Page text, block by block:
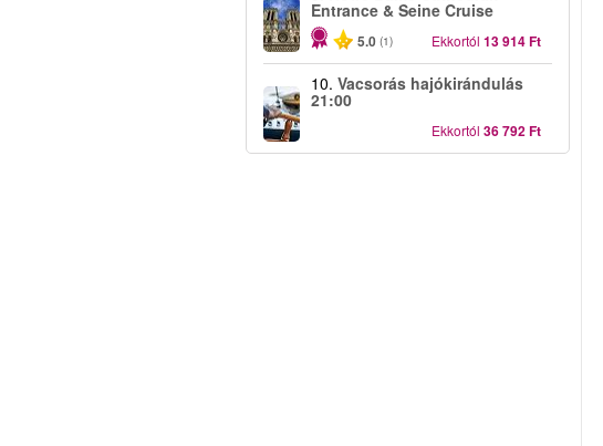
Entrance & Seine Cruise
5.0 (1) Ekkortól 13 914 Ft
10. Vacsorás hajókirándulás
21:00
Ekkortól 36 792 Ft